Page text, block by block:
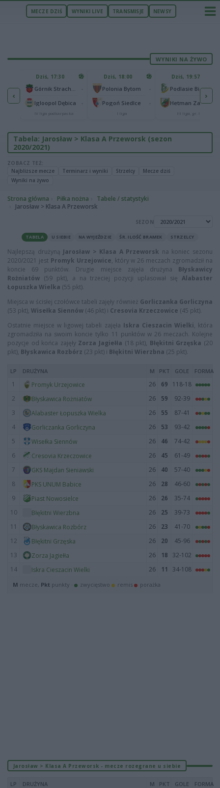
MECZE DZIŚ WYNIKI LIVE TRANSMISJE NEWSY
WYNIKI NA ŻYWO
‹
65
25
Dziś, 17:30
Igloopol Dębica
IV liga podkarpacka
Dziś, 18:00
Polonia Bytom
Pogoń Siedlce
I liga
Dziś, 19:57
Podlasie Biała Podlaska
Hetman Zamość
III liga, gr. IV
›
Tabela: Jarosław > Klasa A Przeworsk (sezon
2020/2021)
ZOBACZ TEŻ:
Najbliższe mecze
Terminarz i wyniki Strzelcy
Mecze dziś
Wyniki na żywo
Strona główna Piłka nożna
Tabele / statystyki
Jarosław > Klasa A Przeworsk
SEZON
TABELA U SIEBIE NA WYJEŹDZIE ŚR. ILOŚĆ BRAMEK STRZELCY
Najlepszą drużyną Jarosław > Klasa A Przeworsk na koniec sezonu
2020/2021 jest Promyk Urzejowice, który w 26 meczach zgromadził na
koncie 69 punktów. Drugie miejsce zajęła drużyna Błyskawicy
Rożniatów (59 pkt), a na trzeciej pozycji uplasował się Alabaster
Łopuszka Wielka (55 pkt).
Miejsca w ścisłej czołówce tabeli zajęły również Gorliczanka Gorliczyna
(53 pkt), Wisełka Siennów (46 pkt) i Cresovia Krzeczowice (45 pkt).
Ostatnie miejsce w ligowej tabeli zajęła Iskra Cieszacin Wielki, która
zgromadziła na swoim koncie tylko 11 punktów w 26 meczach. Kolejne
pozycje od końca zajęły Zorza Jagiełła (18 pkt), Błękitni Grzęska (20
pkt), Błyskawica Rozbórz (23 pkt) i Błękitni Wierzbna (25 pkt).
LP DRUŻYNA M PKT GOLE FORMA
1 Promyk Urzejowice 26 69
118-18
2
Błyskawica Rożniatów 26 59
92-39
3
Alabaster Łopuszka Wielka 26 55
87-41
4
Gorliczanka Gorliczyna 26 53
93-42
5
Wisełka Siennów 26 46
74-42
6
Cresovia Krzeczowice 26 45
61-49
7
GKS Majdan Sieniawski 26 40
57-40
8
PKS UNUM Babice 26 28
46-60
9
Piast Nowosielce 26 26
35-74
10
Błękitni Wierzbna 26 25
39-73
11
Błyskawica Rozbórz 26 23
41-70
12
Błękitni Grzęska 26 20
45-96
13
Zorza Jagiełła 26 18
32-102
14
Iskra Cieszacin Wielki 26 11 34-108
M mecze, Pkt punkty · zwycięstwo remis porażka
Jarosław > Klasa A Przeworsk - mecze rozegrane u siebie
LP DRUŻYNA M PKT GOLE FORMA